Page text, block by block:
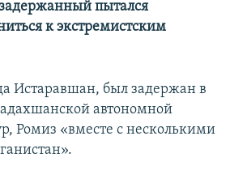
пытался
к экстремистским
Истаравшан, был задержан в
автономной
Ромиз «вместе с несколькими